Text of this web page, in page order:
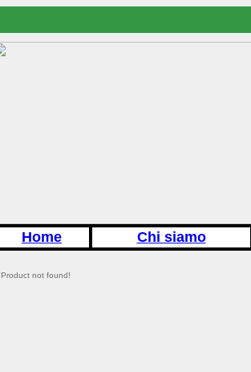
Home Chi siamo
Product not found!